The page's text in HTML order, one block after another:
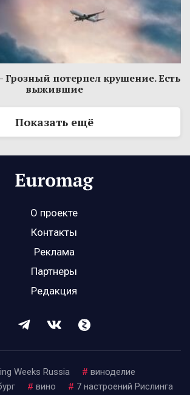
Грозный потерпел крушение. Есть
выжившие
Показать ещё
О проекте
Контакты
Реклама
Партнеры
Редакция
Weeks Russia # виноделие
# вино # 7 настроений Рислинга